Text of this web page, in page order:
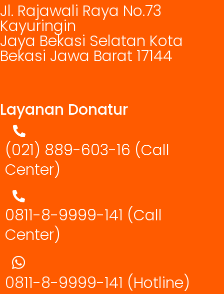
Jl. Rajawali Raya No.73
Kayuringin
Jaya Bekasi Selatan Kota
Bekasi Jawa Barat 17144
Layanan Donatur
(021) 889-603-16 (Call
Center)
0811-8-9999-141 (Call
Center)
0811-8-9999-141 (Hotline)